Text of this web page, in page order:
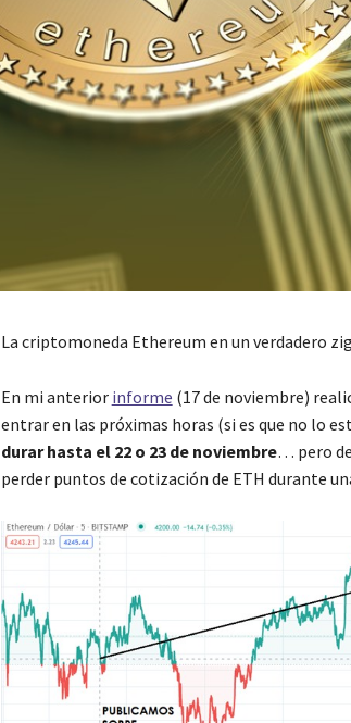
La criptomoneda Ethereum en un verdadero
En mi anterior informe (17 de noviembre)
entrar en las próximas horas (si es que no lo
durar hasta el 22 o 23 de noviembre… pero
perder puntos de cotización de ETH durante